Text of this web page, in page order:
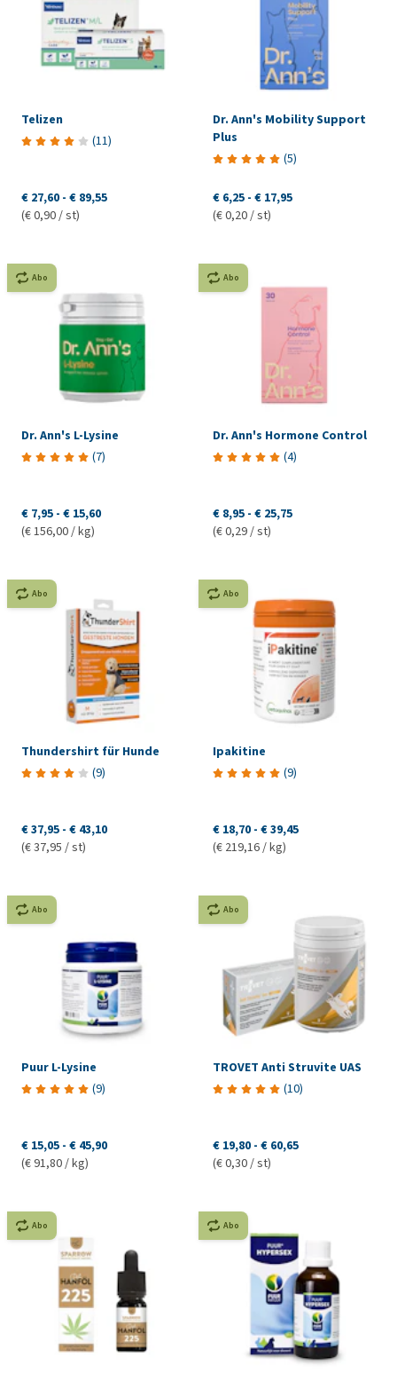
Telizen
(11)
€ 27,60 - € 89,55
(€ 0,90 / st)
Dr. Ann's Mobility Support
Plus
(5)
€ 6,25 - € 17,95
(€ 0,20 / st)
Abo
Dr. Ann's L-Lysine
(7)
€ 7,95 - € 15,60
(€ 156,00 / kg)
Abo
Dr. Ann's Hormone Control
(4)
€ 8,95 - € 25,75
(€ 0,29 / st)
Abo
Thundershirt für Hunde
(9)
€ 37,95 - € 43,10
(€ 37,95 / st)
Abo
Ipakitine
(9)
€ 18,70 - € 39,45
(€ 219,16 / kg)
Abo
Puur L-Lysine
(9)
€ 15,05 - € 45,90
(€ 91,80 / kg)
Abo
TROVET Anti Struvite UAS
(10)
€ 19,80 - € 60,65
(€ 0,30 / st)
Abo Abo